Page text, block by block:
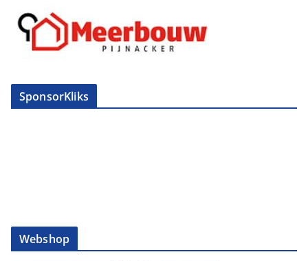
SponsorKliks
Webshop